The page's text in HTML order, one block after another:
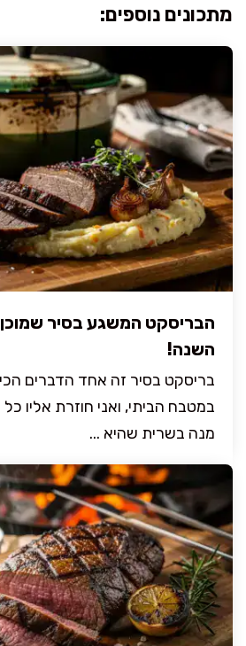
מתכונים נוספים:
הבריסקט המשגע בסיר
השנה!
בריסקט בסיר זה אחד הדברים
במטבח הביתי, ואני חוזרת אליו
מנה בשרית שהיא ...